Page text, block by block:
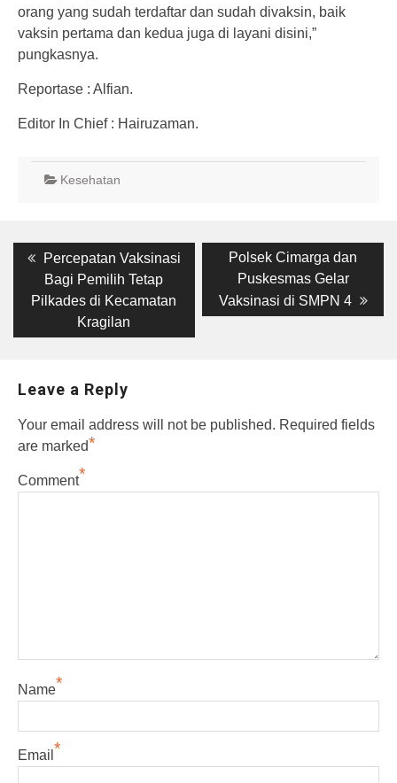
orang yang sudah terdaftar dan sudah divaksin, baik
vaksin pertama dan kedua juga di layani disini,”
pungkasnya.
Reportase : Alfian.
Editor In Chief : Hairuzaman.
Kesehatan
Post
navigation
Previous
post:
Percepatan Vaksinasi
Bagi Pemilih Tetap
Pilkades di Kecamatan
Kragilan
Next
post:
Polsek Cimarga dan
Puskesmas Gelar
Vaksinasi di SMPN 4
Leave a Reply
Your email address will not be published. Required fields
are marked*
Comment*
Name*
Email *